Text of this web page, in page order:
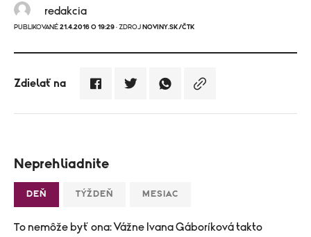
redakcia
PUBLIKOVANÉ 21.4.2016 O 19:29 · ZDROJ NOVINY.SK/ČTK
Zdielať na
Neprehliadnite
DEŇ TÝŽDEŇ MESIAC
To nemôže byť ona: Vážne Ivana Gáboríková takto